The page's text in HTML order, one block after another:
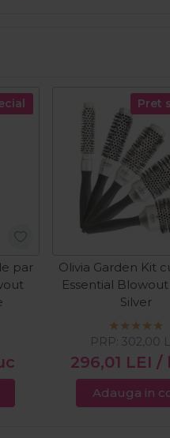
par
Pret
Olivia Garden Kit
Essential Blowout
Silver
296,01 LEI /
PRP: 302,00
Adauga in